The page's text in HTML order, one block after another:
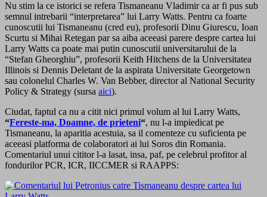
Nu stim la ce istorici se refera Tismaneanu Vladimir ca ar fi pus sub
semnul intrebarii “interpretarea” lui Larry Watts. Pentru ca foarte
cunoscutii lui Tismaneanu (cred eu), profesorii Dinu Giurescu, Ioan
Scurtu si Mihai Retegan par sa aiba aceeasi parere despre cartea lui
Larry Watts ca poate mai putin cunoscutii universitarului de la
“Stefan Gheorghiu”, profesorii Keith Hitchens de la Universitatea
Illinois si Dennis Deletant de la aspirata Universitate Georgetown
sau colonelul Charles W. Van Bebber, director al National Security
Policy & Strategy (sursa aici).
Ciudat, faptul ca nu a citit nici primul volum al lui Larry Watts,
“Fereste-ma, Doamne, de prieteni“, nu l-a impiedicat pe
Tismaneanu, la aparitia acestuia, sa il comenteze cu suficienta pe
aceeasi platforma de colaboratori ai lui Soros din Romania.
Comentariul unui cititor l-a lasat, insa, paf, pe celebrul profitor al
fondurilor PCR, ICR, IICCMER si RAAPPS: